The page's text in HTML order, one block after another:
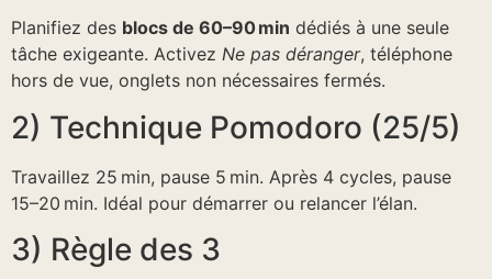
Planifiez des blocs de 60–90 min dédiés à une seule
tâche exigeante. Activez Ne pas déranger, téléphone
hors de vue, onglets non nécessaires fermés.
2) Technique Pomodoro (25/5)
Travaillez 25 min, pause 5 min. Après 4 cycles, pause
15–20 min. Idéal pour démarrer ou relancer l’élan.
3) Règle des 3